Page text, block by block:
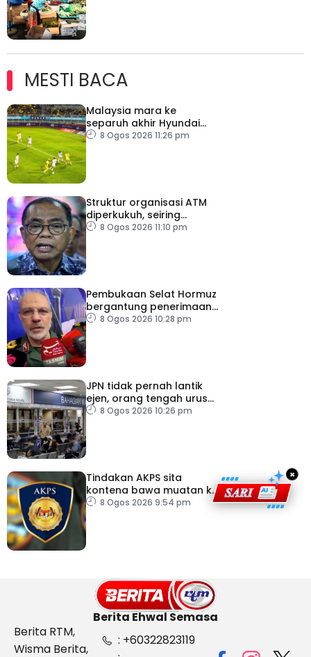
MESTI BACA
Malaysia mara ke
separuh akhir Hyundai
ASEAN Cup
8 Ogos 2026 11:26 pm
Struktur organisasi ATM
diperkukuh, seiring
pemodenan aset
8 Ogos 2026 11:10 pm
Pembukaan Selat Hormuz
bergantung penerimaan
AS – IRGC
8 Ogos 2026 10:28 pm
JPN tidak pernah lantik
ejen, orang tengah urus
dokumentasi
8 Ogos 2026 10:26 pm
Tindakan AKPS sita
kontena bawa muatan ke
Israel bukti ketegasan
8 Ogos 2026 9:54 pm
×
Berita Ehwal Semasa
Berita RTM,
Wisma Berita,
: +60322823119